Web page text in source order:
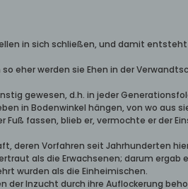
in sich schließen, und damit entsteht
eher werden sie Ehen in der
gewesen, d.h. in jeder
in Bodenwinkel hängen, von wo aus
fassen, blieb er, vermochte er der
deren Vorfahren seit Jahrhunderten
als die Erwachsenen; darum ergab
wurden als die Einheimischen.
der Inzucht durch ihre Auflockerung